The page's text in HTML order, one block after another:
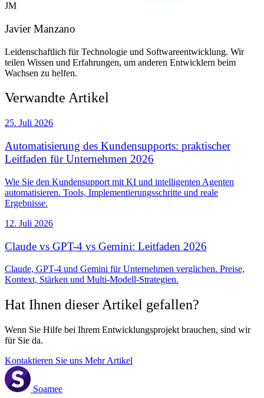
JM
Javier Manzano
Leidenschaftlich für Technologie und Softwareentwicklung. Wir
teilen Wissen und Erfahrungen, um anderen Entwicklern beim
Wachsen zu helfen.
Verwandte Artikel
25. Juli 2026
Automatisierung des Kundensupports: praktischer
Leitfaden für Unternehmen 2026
Wie Sie den Kundensupport mit KI und intelligenten Agenten
automatisieren. Tools, Implementierungsschritte und reale
Ergebnisse.
12. Juli 2026
Claude vs GPT-4 vs Gemini: Leitfaden 2026
Claude, GPT-4 und Gemini für Unternehmen verglichen. Preise,
Kontext, Stärken und Multi-Modell-Strategien.
Hat Ihnen dieser Artikel gefallen?
Wenn Sie Hilfe bei Ihrem Entwicklungsprojekt brauchen, sind wir
für Sie da.
Kontaktieren Sie uns Mehr Artikel
Soamee